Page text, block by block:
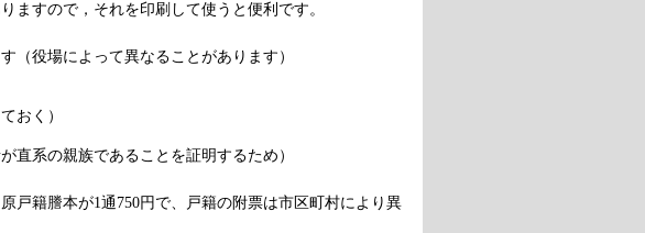
ますので，それを印刷して使うと便利です。
（役場によって異なることがあります）
おく）
が直系の親族であることを証明するため）
戸籍謄本が1通750円で、戸籍の附票は市区町村により異